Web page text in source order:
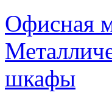
Офисная
шкафы